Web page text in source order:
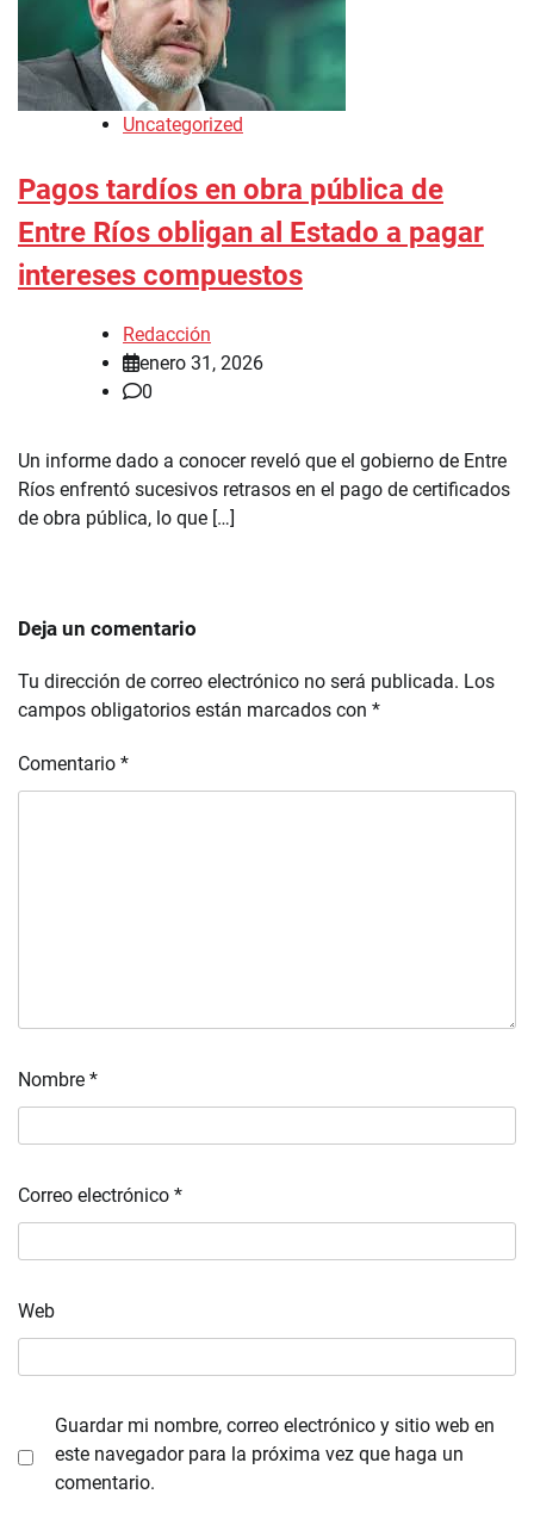
Uncategorized
Pagos tardíos en obra pública de
Entre Ríos obligan al Estado a pagar
intereses compuestos
Redacción
enero 31, 2026
0
Un informe dado a conocer reveló que el gobierno de Entre
Ríos enfrentó sucesivos retrasos en el pago de certificados
de obra pública, lo que […]
Deja un comentario
Tu dirección de correo electrónico no será publicada. Los
campos obligatorios están marcados con *
Comentario *
Nombre *
Correo electrónico *
Web
Guardar mi nombre, correo electrónico y sitio web en
este navegador para la próxima vez que haga un
comentario.